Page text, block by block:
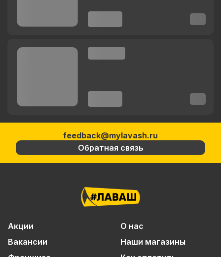
feedback@mylavash.ru
Обратная связь
Акции
О нас
Вакансии
Наши магазины